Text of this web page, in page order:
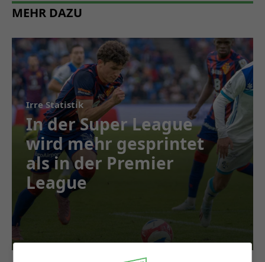
MEHR DAZU
Irre Statistik
In der Super League
wird mehr gesprintet
als in der Premier
League